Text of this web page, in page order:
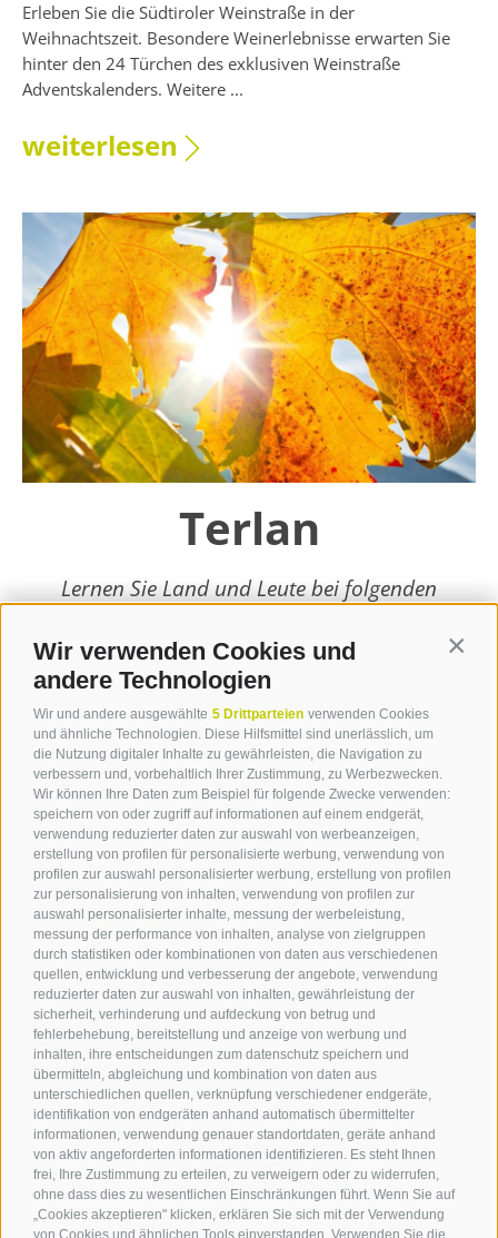
Wir verwenden Cookies und
andere Technologien
Wir und andere ausgewählte 5 Drittparteien verwenden Cookies
und ähnliche Technologien. Diese Hilfsmittel sind unerlässlich, um
die Nutzung digitaler Inhalte zu gewährleisten, die Navigation zu
verbessern und, vorbehaltlich Ihrer Zustimmung, zu Werbezwecken.
Wir können Ihre Daten zum Beispiel für folgende Zwecke verwenden:
speichern von oder zugriff auf informationen auf einem endgerät,
verwendung reduzierter daten zur auswahl von werbeanzeigen,
erstellung von profilen für personalisierte werbung, verwendung von
profilen zur auswahl personalisierter werbung, erstellung von profilen
zur personalisierung von inhalten, verwendung von profilen zur
auswahl personalisierter inhalte, messung der werbeleistung,
messung der performance von inhalten, analyse von zielgruppen
durch statistiken oder kombinationen von daten aus verschiedenen
quellen, entwicklung und verbesserung der angebote, verwendung
reduzierter daten zur auswahl von inhalten, gewährleistung der
sicherheit, verhinderung und aufdeckung von betrug und
fehlerbehebung, bereitstellung und anzeige von werbung und
inhalten, ihre entscheidungen zum datenschutz speichern und
übermitteln, abgleichung und kombination von daten aus
unterschiedlichen quellen, verknüpfung verschiedener endgeräte,
identifikation von endgeräten anhand automatisch übermittelter
informationen, verwendung genauer standortdaten, geräte anhand
von aktiv angeforderten informationen identifizieren. Es steht Ihnen
frei, Ihre Zustimmung zu erteilen, zu verweigern oder zu widerrufen,
ohne dass dies zu wesentlichen Einschränkungen führt. Wenn Sie auf
„Cookies akzeptieren" klicken, erklären Sie sich mit der Verwendung
von Cookies und ähnlichen Tools einverstanden. Verwenden Sie die
Erleben Sie die Südtiroler Weinstraße in der
Weihnachtszeit. Besondere Weinerlebnisse erwarten Sie
hinter den 24 Türchen des exklusiven Weinstraße
Adventskalenders. Weitere ...
weiterlesen
Terlan
Lernen Sie Land und Leute bei folgenden
weiterlesen
Kontakt
Tourismusverein Terlan
Dr.-Weiser-Platz 2
I - 39018 Terlan BZ
Tel. +39 0471 257 165
info@terlan.info